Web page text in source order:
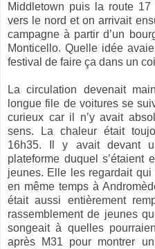
Middletown puis la route
vers le nord et on arrivait
campagne à partir d’un
Monticello. Quelle idée
festival de faire ça dans un
La circulation devenait
longue file de voitures se
curieux car il n’y avait
sens. La chaleur était
16h35. Il y avait devant
plateforme duquel s’étaient
jeunes. Elle les regardait
en même temps à
était aussi entièrement
rassemblement de jeunes
songeait à quelles
après M31 pour montrer